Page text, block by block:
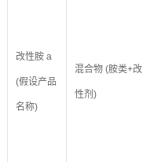
改性胺 a
(假设产品
名称)
混合物 (胺类+改
性剂)